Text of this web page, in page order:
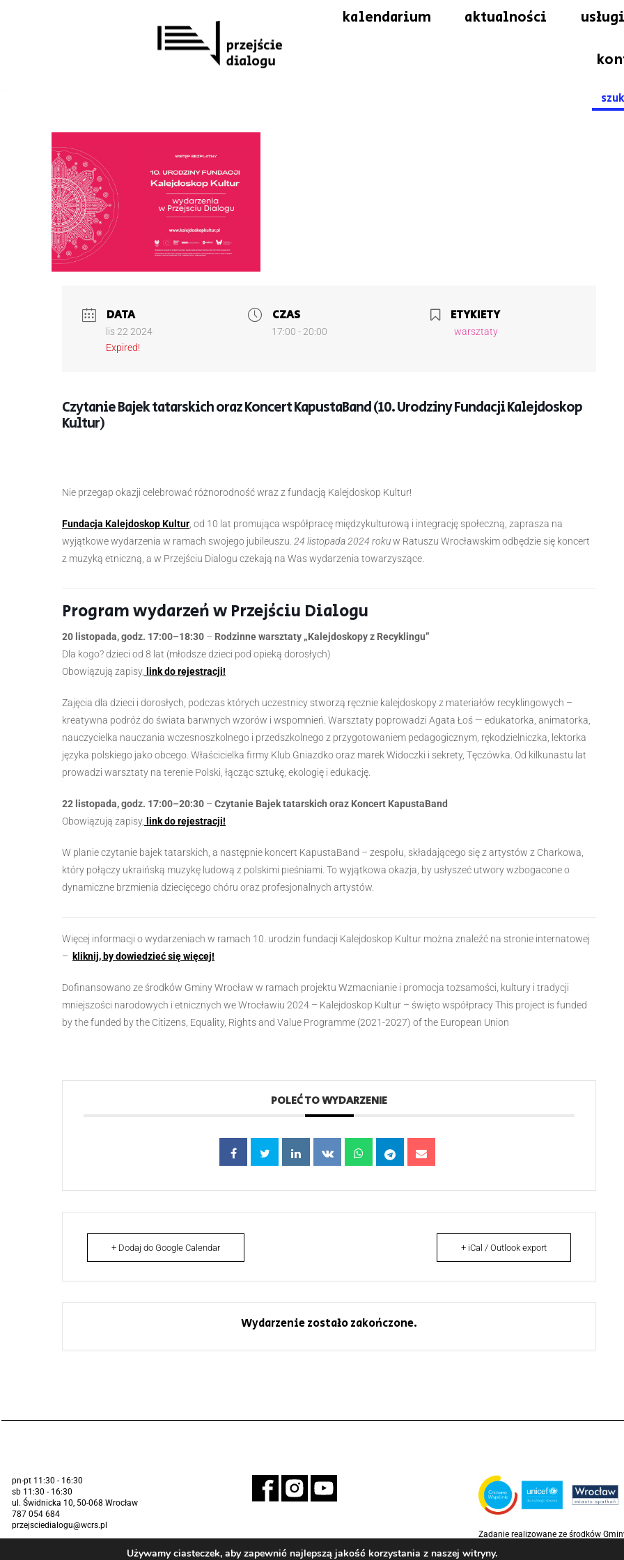
kalendarium aktualności
for:
DATA
lis 22 2024
Expired!
CZAS
17:00 - 20:00
ETYKIETY
warsztaty
Czytanie Bajek tatarskich oraz Koncert KapustaBand (10. Urodziny Fundacji Kalejdoskop
Kultur)
Nie przegap okazji celebrować różnorodność wraz z fundacją Kalejdoskop Kultur!
Fundacja Kalejdoskop Kultur , od 10 lat promująca współpracę międzykulturową i integrację społeczną, zaprasza na
wyjątkowe wydarzenia w ramach swojego jubileuszu. 24 listopada 2024 rokuw Ratuszu Wrocławskim odbędzie się koncert
z muzyką etniczną, a w Przejściu Dialogu czekają na Was wydarzenia towarzyszące.
Program wydarzeń w Przejściu Dialogu
20 listopada, godz. 17:00–18:30 – Rodzinne warsztaty „Kalejdoskopy z Recyklingu”
Dla kogo? dzieci od 8 lat (młodsze dzieci pod opieką dorosłych)
Obowiązują zapisy, link do rejestracji!
Zajęcia dla dzieci i dorosłych, podczas których uczestnicy stworzą ręcznie kalejdoskopy z materiałów recyklingowych –
kreatywna podróż do świata barwnych wzorów i wspomnień. Warsztaty poprowadzi Agata Łoś — edukatorka, animatorka,
nauczycielka nauczania wczesnoszkolnego i przedszkolnego z przygotowaniem pedagogicznym, rękodzielniczka, lektorka
języka polskiego jako obcego. Właścicielka firmy Klub Gniazdko oraz marek Widoczki i sekrety, Tęczówka. Od kilkunastu lat
prowadzi warsztaty na terenie Polski, łącząc sztukę, ekologię i edukację.
22 listopada, godz. 17:00–20:30 – Czytanie Bajek tatarskich oraz Koncert KapustaBand
Obowiązują zapisy, link do rejestracji!
W planie czytanie bajek tatarskich, a następnie koncert KapustaBand – zespołu, składającego się z artystów z Charkowa,
który połączy ukraińską muzykę ludową z polskimi pieśniami. To wyjątkowa okazja, by usłyszeć utwory wzbogacone o
dynamiczne brzmienia dziecięcego chóru oraz profesjonalnych artystów.
Więcej informacji o wydarzeniach w ramach 10. urodzin fundacji Kalejdoskop Kultur można znaleźć na stronie internatowej
– kliknij, by dowiedzieć się więcej!
Dofinansowano ze środków Gminy Wrocław w ramach projektu Wzmacnianie i promocja tożsamości, kultury i tradycji
mniejszości narodowych i etnicznych we Wrocławiu 2024 – Kalejdoskop Kultur – święto współpracy This project is funded
by the funded by the Citizens, Equality, Rights and Value Programme (2021-2027) of the European Union
POLEĆ TO WYDARZENIE
+ Dodaj do Google Calendar + iCal / Outlook export
Wydarzenie zostało zakończone.
pn-pt 11:30 - 16:30
sb 11:30 - 16:30
ul. Świdnicka 10, 50-068 Wrocław
787 054 684
przejsciedialogu@wcrs.pl
Zadanie realizowane ze środków
Rzecz Dzieci (UNICEF)
Używamy ciasteczek, aby zapewnić najlepszą jakość korzystania z naszej witryny.